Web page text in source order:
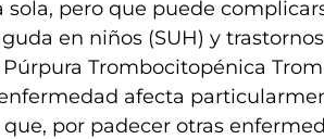
sola, pero que puede
en niños (SUH) y
Trombocitopénica
afecta
por padecer otras